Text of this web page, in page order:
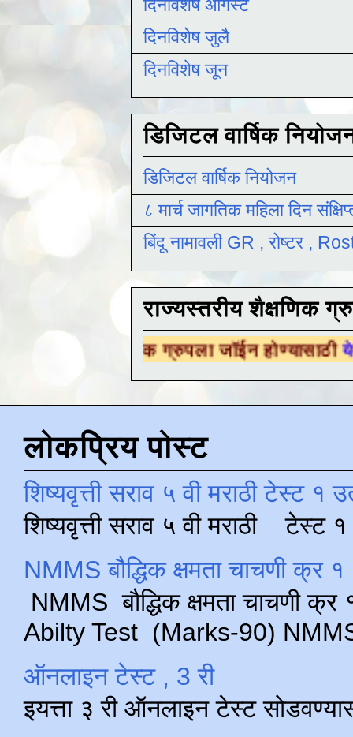
दिनविशेष ऑगस्ट
दिनविशेष जुलै
दिनविशेष जून
डिजिटल वार्षिक
डिजिटल वार्षिक नियोजन
८ मार्च जागतिक महिला दिन
बिंदू नामावली GR , रोष्टर ,
राज्यस्तरीय शैक्षणिक
ग्रुपला जॉईन होण्यासाठीयेथे क्लिक करा
लोकप्रिय पोस्ट
शिष्यवृत्ती सराव ५ वी मराठी टेस्ट १
शिष्यवृत्ती सराव ५ वी मराठी टेस्ट
NMMS बौद्धिक क्षमता चाचणी क्र
NMMS बौद्धिक क्षमता चाचणी
Abilty Test (Marks-90) NMMS
ऑनलाइन टेस्ट , 3 री
इयत्ता ३ री ऑनलाइन टेस्ट